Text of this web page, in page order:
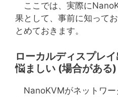
ここでは、実際に
果として、事前に知って
とめておきます。
ローカルディスプレ
悩ましい (場合がある)
NanoKVMがネットワー